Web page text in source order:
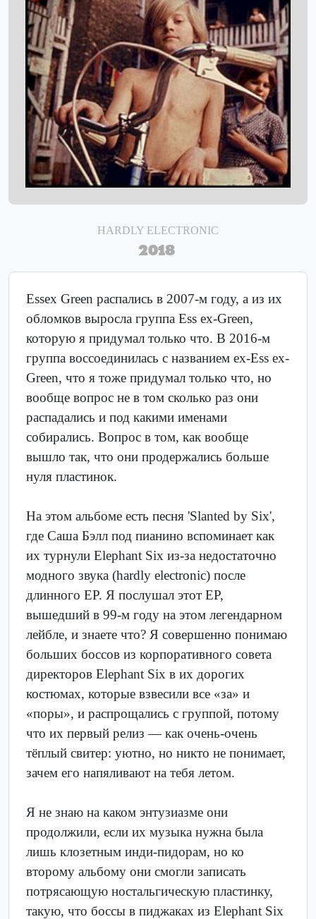
HARDLY ELECTRONIC
2018
Essex Green распались в 2007-м году, а из их
обломков выросла группа Ess ex-Green,
которую я придумал только что. В 2016-м
группа воссоединилась с названием ex-Ess ex-
Green, что я тоже придумал только что, но
вообще вопрос не в том сколько раз они
распадались и под какими именами
собирались. Вопрос в том, как вообще
вышло так, что они продержались больше
нуля пластинок.
На этом альбоме есть песня 'Slanted by Six',
где Саша Бэлл под пианино вспоминает как
их турнули Elephant Six из-за недостаточно
модного звука (hardly electronic) после
длинного EP. Я послушал этот EP,
вышедший в 99-м году на этом легендарном
лейбле, и знаете что? Я совершенно понимаю
больших боссов из корпоративного совета
директоров Elephant Six в их дорогих
костюмах, которые взвесили все «за» и
«поры», и распрощались с группой, потому
что их первый релиз — как очень-очень
тёплый свитер: уютно, но никто не понимает,
зачем его напяливают на тебя летом.
Я не знаю на каком энтузиазме они
продолжили, если их музыка нужна была
лишь клозетным инди-пидорам, но ко
второму альбому они смогли записать
потрясающую ностальгическую пластинку,
такую, что боссы в пиджаках из Elephant Six